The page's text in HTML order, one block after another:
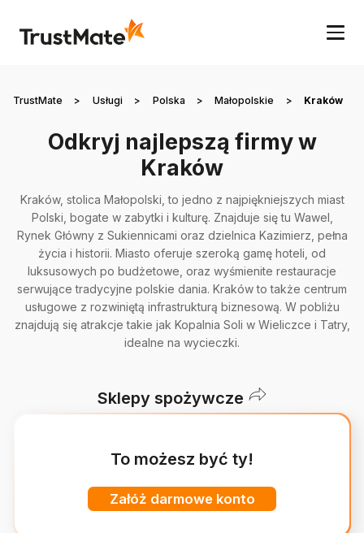
TrustMate > Usługi > Polska > Małopolskie > Kraków
Odkryj najlepszą firmy w
Kraków
Kraków, stolica Małopolski, to jedno z najpiękniejszych miast
Polski, bogate w zabytki i kulturę. Znajduje się tu Wawel,
Rynek Główny z Sukiennicami oraz dzielnica Kazimierz, pełna
życia i historii. Miasto oferuje szeroką gamę hoteli, od
luksusowych po budżetowe, oraz wyśmienite restauracje
serwujące tradycyjne polskie dania. Kraków to także centrum
usługowe z rozwiniętą infrastrukturą biznesową. W pobliżu
znajdują się atrakcje takie jak Kopalnia Soli w Wieliczce i Tatry,
idealne na wycieczki.
Sklepy spożywcze
To możesz być ty!
Załóż darmowe konto